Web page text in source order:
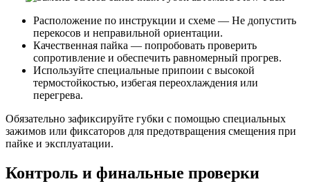
Расположение по инструкции и схеме — Не допустить
перекосов и неправильной ориентации.
Качественная пайка — попробовать проверить
сопротивление и обеспечить равномерный прогрев.
Используйте специальные припоии с высокой
термостойкостью, избегая переохлаждения или
перегрева.
Обязательно зафиксируйте губки с помощью специальных
зажимов или фиксаторов для предотвращения смещения при
пайке и эксплуатации.
Контроль и финальные проверки